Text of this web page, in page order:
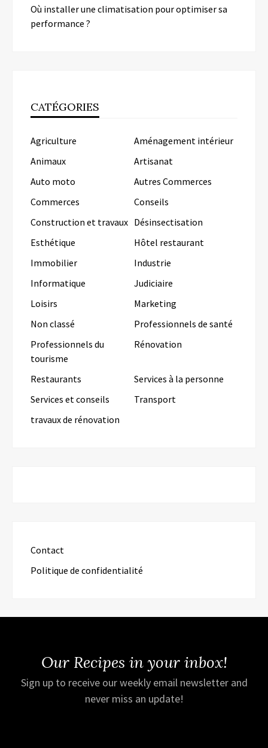
Où installer une climatisation pour optimiser sa
performance ?
CATÉGORIES
Agriculture
Aménagement intérieur
Animaux
Artisanat
Auto moto
Autres Commerces
Commerces
Conseils
Construction et travaux Désinsectisation
Esthétique
Hôtel restaurant
Immobilier
Industrie
Informatique
Judiciaire
Loisirs
Marketing
Non classé
Professionnels de santé
Professionnels du
tourisme
Rénovation
Restaurants
Services à la personne
Services et conseils
Transport
travaux de rénovation
Contact
Politique de confidentialité
Our Recipes in your inbox!
Sign up to receive our weekly email newsletter and
never miss an update!